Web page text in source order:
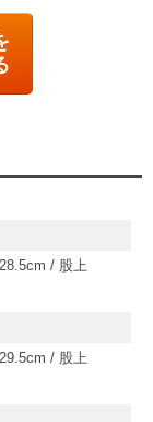
/ 股上
/ 股上